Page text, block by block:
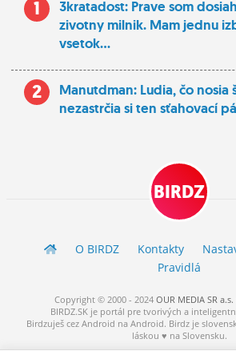
1
3kratadost: Prave som
zivotny milnik. Mam jednu
vsetok...
2
Manutdman: Ludia, čo nosia
nezastrčia si ten sťahovací
BIRDZ
O BIRDZ Kontakty
Pravidlá
Copyright © 2000 - 2024 OUR MEDIA SR a.s.
BIRDZ.SK je portál pre tvorivých a
Birdzuješ cez Android na Android. Birdz je
láskou ♥ na Slovensku.